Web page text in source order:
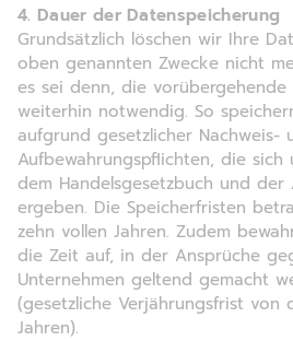
4. Dauer der Datenspeicherung
Grundsätzlich löschen wir Ihre
oben genannten Zwecke nicht
es sei denn, die
weiterhin notwendig. So
aufgrund gesetzlicher Nachweis-
Aufbewahrungspflichten, die
dem Handelsgesetzbuch und
ergeben. Die Speicherfristen
zehn vollen Jahren. Zudem
die Zeit auf, in der Ansprüche
Unternehmen geltend gemacht
(gesetzliche Verjährungsfrist von
Jahren).